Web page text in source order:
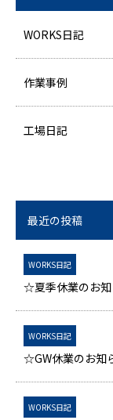
WORKS日記
作業事例
工場日記
最近の投稿
WORKS日記
☆夏季休業のお
WORKS日記
☆GW休業のお知
WORKS日記